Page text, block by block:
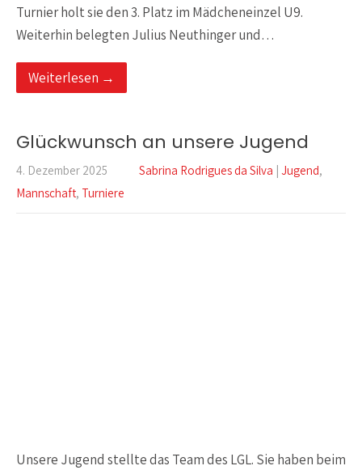
Turnier holt sie den 3. Platz im Mädcheneinzel U9.
Weiterhin belegten Julius Neuthinger und…
Weiterlesen →
Glückwunsch an unsere Jugend
4. Dezember 2025 Sabrina Rodrigues da Silva | Jugend,
Mannschaft, Turniere
Unsere Jugend stellte das Team des LGL. Sie haben beim